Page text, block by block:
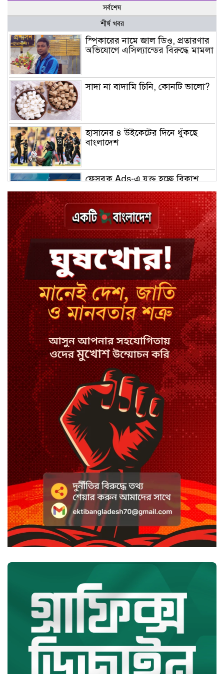
সর্বশেষ
শীর্ষ খবর
স্পিকারের নামে জাল ডিও, প্রতারণার
অভিযোগে এসিল্যান্ডের বিরুদ্ধে মামলা
সাদা না বাদামি চিনি, কোনটি ভালো?
হাসানের ৪ উইকেটের দিনে ধুঁকছে
বাংলাদেশ
ফেসবুক Ads-এ যুক্ত হচ্ছে বিকাশ
বিয়ে ভাঙার গুঞ্জনে মুখ খুললেন রণজয়
কেন লিভারপুল ছেড়ে তুরস্কের ক্লাবে
সালাহ
কপিল শর্মার অডিশনে বাদ পড়ার সেই
গল্প
যুক্তরাজ্যে সামাজিকমাধ্যমের কারফিউ
মানছে না কিশোররা
কটাক্ষ আর বিদ্রূপে জমে উঠেছে
ভ্যান্সের রাজনীতি
সৌদি আরবে হুতি হামলায় শিশুসহ
আহত ১১